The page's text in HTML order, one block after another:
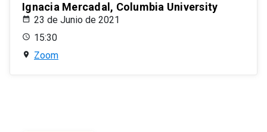
Ignacia Mercadal, Columbia University
23 de Junio de 2021
15:30
Zoom